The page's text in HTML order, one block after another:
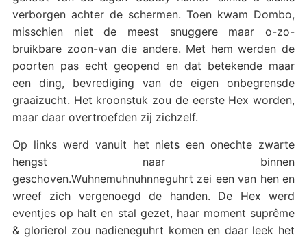
verborgen achter de schermen. Toen kwam Dombo,
misschien niet de meest snuggere maar o-zo-
bruikbare zoon-van die andere. Met hem werden de
poorten pas echt geopend en dat betekende maar
een ding, bevrediging van de eigen onbegrensde
graaizucht. Het kroonstuk zou de eerste Hex worden,
maar daar overtroefden zij zichzelf.
Op links werd vanuit het niets een onechte zwarte
hengst naar binnen
geschoven.Wuhnemuhnuhnneguhrt zei een van hen en
wreef zich vergenoegd de handen. De Hex werd
eventjes op halt en stal gezet, haar moment suprême
& glorierol zou nadieneguhrt komen en daar leek het